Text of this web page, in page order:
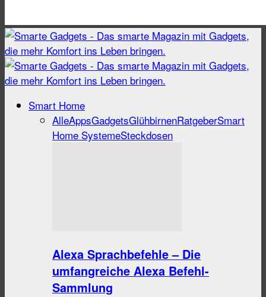
Smart Home
AlleAppsGadgetsGlühbirnenRatgeberSmart
Home SystemeSteckdosen
Alexa Sprachbefehle – Die
umfangreiche Alexa Befehl-
Sammlung